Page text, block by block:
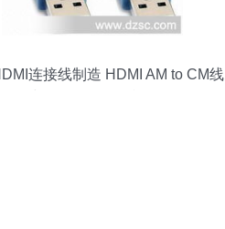
连接线制造 HDMI AM to CM线